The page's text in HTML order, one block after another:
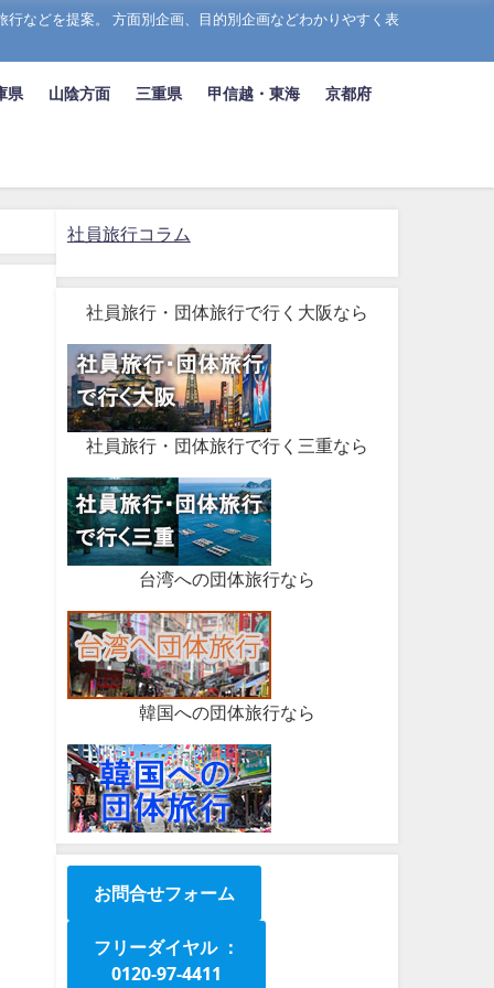
などを提案。 方面別企画、目的別企画などわかりやすく表
県 山陰方面 三重県 甲信越・東海 京都府
社員旅行コラム
社員旅行・団体旅行で行く大阪なら
社員旅行・団体旅行で行く三重なら
台湾への団体旅行なら
韓国への団体旅行なら
お問合せフォーム
フリーダイヤル ：
0120-97-4411